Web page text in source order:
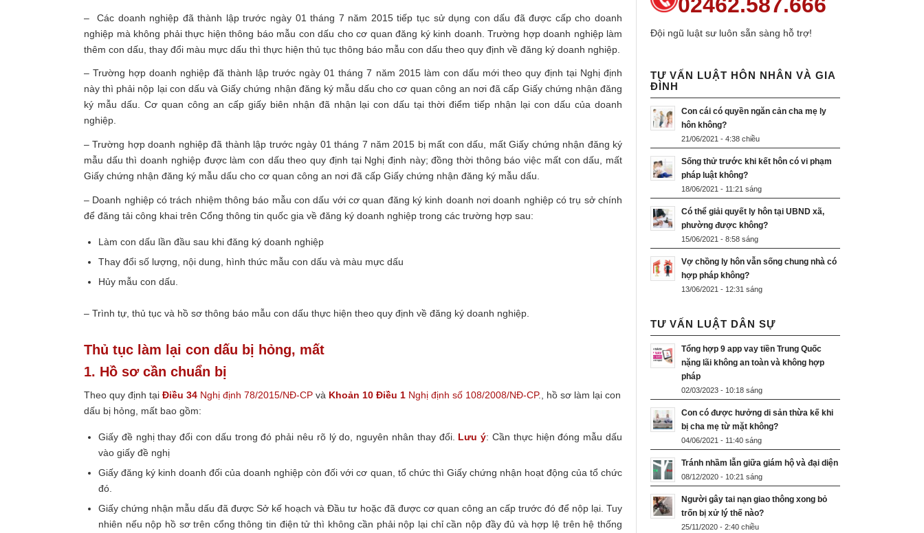
– Các doanh nghiệp đã thành lập trước ngày 01 tháng 7 năm 2015 tiếp tục sử dụng con dấu đã được cấp cho doanh
nghiệp mà không phải thực hiện thông báo mẫu con dấu cho cơ quan đăng ký kinh doanh. Trường hợp doanh nghiệp làm
thêm con dấu, thay đổi màu mực dấu thì thực hiện thủ tục thông báo mẫu con dấu theo quy định về đăng ký doanh nghiệp.
– Trường hợp doanh nghiệp đã thành lập trước ngày 01 tháng 7 năm 2015 làm con dấu mới theo quy định tại Nghị định
này thì phải nộp lại con dấu và Giấy chứng nhận đăng ký mẫu dấu cho cơ quan công an nơi đã cấp Giấy chứng nhận đăng
ký mẫu dấu. Cơ quan công an cấp giấy biên nhận đã nhận lại con dấu tại thời điểm tiếp nhận lại con dấu của doanh
nghiệp.
– Trường hợp doanh nghiệp đã thành lập trước ngày 01 tháng 7 năm 2015 bị mất con dấu, mất Giấy chứng nhận đăng ký
mẫu dấu thì doanh nghiệp được làm con dấu theo quy định tại Nghị định này; đồng thời thông báo việc mất con dấu, mất
Giấy chứng nhận đăng ký mẫu dấu cho cơ quan công an nơi đã cấp Giấy chứng nhận đăng ký mẫu dấu.
– Doanh nghiệp có trách nhiệm thông báo mẫu con dấu với cơ quan đăng ký kinh doanh nơi doanh nghiệp có trụ sở chính
để đăng tải công khai trên Cổng thông tin quốc gia về đăng ký doanh nghiệp trong các trường hợp sau:
Làm con dấu lần đầu sau khi đăng ký doanh nghiệp
Thay đổi số lượng, nội dung, hình thức mẫu con dấu và màu mực dấu
Hủy mẫu con dấu.
– Trình tự, thủ tục và hồ sơ thông báo mẫu con dấu thực hiện theo quy định về đăng ký doanh nghiệp.
Thủ tục làm lại con dấu bị hỏng, mất
1. Hồ sơ cần chuẩn bị
Theo quy định tại Điều 34 Nghị định 78/2015/NĐ-CP và Khoản 10 Điều 1 Nghị định số 108/2008/NĐ-CP., hồ sơ làm lại con
dấu bị hỏng, mất bao gồm:
Giấy đề nghị thay đổi con dấu trong đó phải nêu rõ lý do, nguyên nhân thay đổi. Lưu ý: Cần thực hiện đóng mẫu dấu
vào giấy đề nghị
Giấy đăng ký kinh doanh đối của doanh nghiệp còn đối với cơ quan, tổ chức thì Giấy chứng nhận hoạt động của tổ chức
đó.
Giấy chứng nhận mẫu dấu đã được Sở kế hoạch và Đầu tư hoặc đã được cơ quan công an cấp trước đó để nộp lại. Tuy
nhiên nếu nộp hồ sơ trên cổng thông tin điện tử thì không cần phải nộp lại chỉ cần nộp đầy đủ và hợp lệ trên hệ thống
02462.587.666
Đội ngũ luật sư luôn sẵn sàng hỗ trợ!
TƯ VẤN LUẬT HÔN NHÂN VÀ GIA
ĐÌNH
Con cái có quyền ngăn cản cha mẹ ly
hôn không?
21/06/2021 - 4:38 chiều
Sống thử trước khi kết hôn có vi phạm
pháp luật không?
18/06/2021 - 11:21 sáng
Có thể giải quyết ly hôn tại UBND xã,
phường được không?
15/06/2021 - 8:58 sáng
Vợ chồng ly hôn vẫn sống chung nhà có
hợp pháp không?
13/06/2021 - 12:31 sáng
TƯ VẤN LUẬT DÂN SỰ
Tổng hợp 9 app vay tiền Trung Quốc
nặng lãi không an toàn và không hợp
pháp
02/03/2023 - 10:18 sáng
Con có được hưởng di sản thừa kế khi
bị cha mẹ từ mặt không?
04/06/2021 - 11:40 sáng
Tránh nhầm lẫn giữa giám hộ và đại diện
08/12/2020 - 10:21 sáng
Người gây tai nạn giao thông xong bỏ
trốn bị xử lý thế nào?
25/11/2020 - 2:40 chiều